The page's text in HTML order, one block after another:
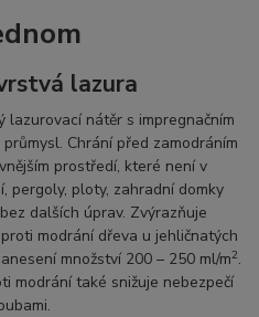
lazura
lazurovací nátěr s impregnačním
Chrání před zamodráním
prostředí, které není v
pergoly, ploty, zahradní domky
dalších úprav. Zvýrazňuje
modrání dřeva u jehličnatých
množství 200 – 250 ml/m2.
modrání také snižuje nebezpečí